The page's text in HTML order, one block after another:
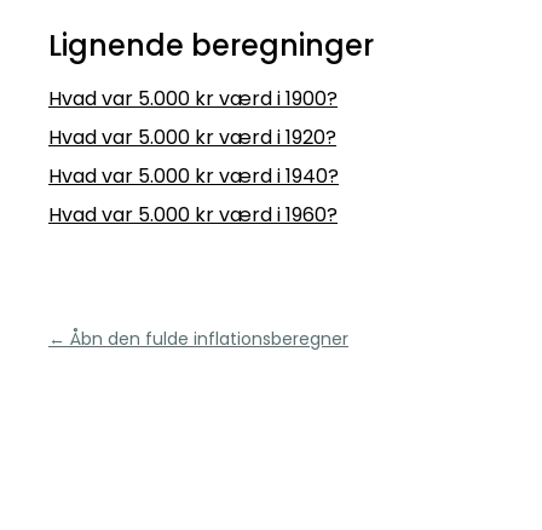
Lignende beregninger
Hvad var 5.000 kr værd i 1900?
Hvad var 5.000 kr værd i 1920?
Hvad var 5.000 kr værd i 1940?
Hvad var 5.000 kr værd i 1960?
← Åbn den fulde inflationsberegner